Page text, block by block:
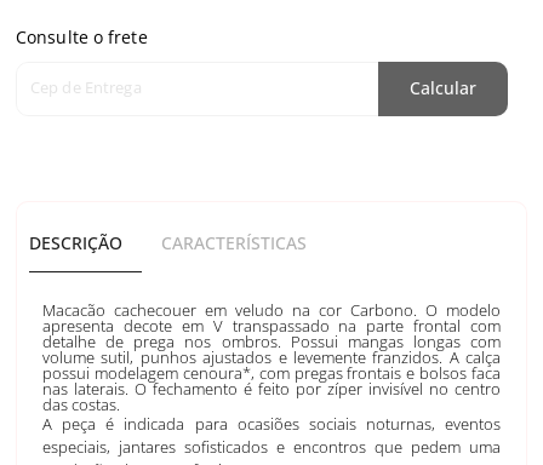
Consulte o frete
Cep de Entrega Calcular
DESCRIÇÃO CARACTERÍSTICAS
Macacão cachecouer em veludo na cor Carbono. O modelo
apresenta decote em V transpassado na parte frontal com
detalhe de prega nos ombros. Possui mangas longas com
volume sutil, punhos ajustados e levemente franzidos. A calça
possui modelagem cenoura*, com pregas frontais e bolsos faca
nas laterais. O fechamento é feito por zíper invisível no centro
das costas.
A peça é indicada para ocasiões sociais noturnas, eventos
especiais, jantares sofisticados e encontros que pedem uma